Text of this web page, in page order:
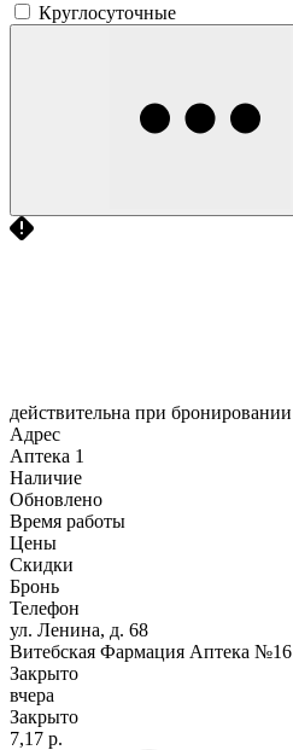
Круглосуточные
действительна при бронировании
Адрес
Аптека 1
Наличие
Обновлено
Время работы
Цены
Скидки
Бронь
Телефон
ул. Ленина, д. 68
Витебская Фармация Аптека №16
Закрыто
вчера
Закрыто
7,17 р.